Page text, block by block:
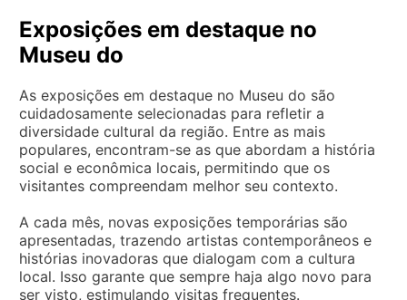
Exposições em destaque no
Museu do
As exposições em destaque no Museu do são
cuidadosamente selecionadas para refletir a
diversidade cultural da região. Entre as mais
populares, encontram-se as que abordam a história
social e econômica locais, permitindo que os
visitantes compreendam melhor seu contexto.
A cada mês, novas exposições temporárias são
apresentadas, trazendo artistas contemporâneos e
histórias inovadoras que dialogam com a cultura
local. Isso garante que sempre haja algo novo para
ser visto, estimulando visitas frequentes.